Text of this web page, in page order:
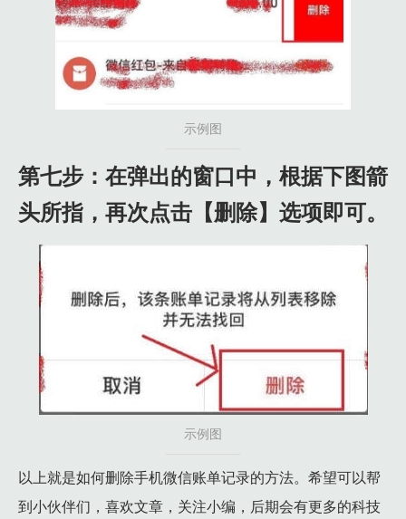
示例图
第七步：在弹出的窗口中，根据下图箭
头所指，再次点击【删除】选项即可。
示例图
以上就是如何删除手机微信账单记录的方法。希望可以帮
到小伙伴们，喜欢文章，关注小编，后期会有更多的科技